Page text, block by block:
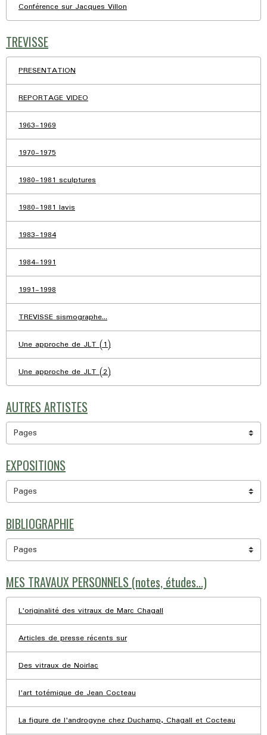
Conférence sur Jacques Villon
TREVISSE
PRESENTATION
REPORTAGE VIDEO
1963-1969
1970-1975
1980-1981 sculptures
1980-1981 lavis
1983-1984
1984-1991
1991-1998
TREVISSE sismographe...
Une approche de JLT (1)
Une approche de JLT (2)
AUTRES ARTISTES
EXPOSITIONS
BIBLIOGRAPHIE
MES TRAVAUX PERSONNELS (notes, études...)
L'originalité des vitraux de Marc Chagall
Articles de presse récents sur
Des vitraux de Noirlac
l'art totémique de Jean Cocteau
La figure de l'androgyne chez Duchamp, Chagall et Cocteau